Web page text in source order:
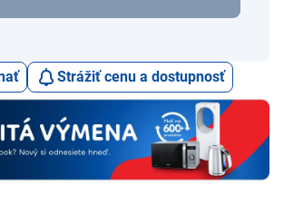
Strážiť cenu a dostupnosť